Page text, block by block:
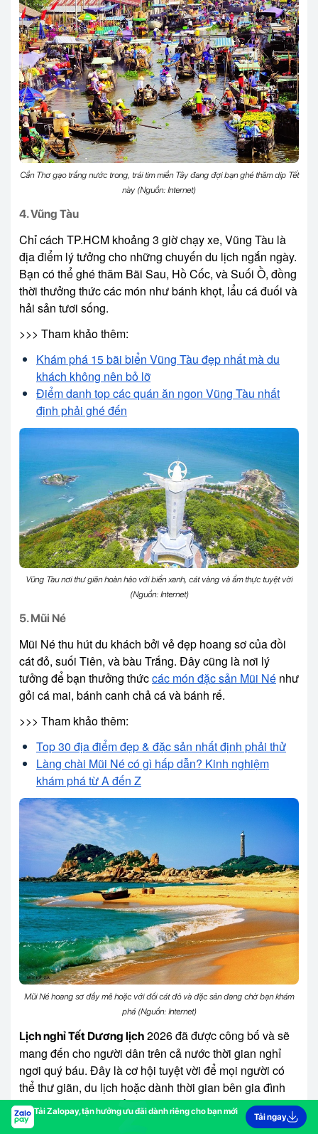
Tải Zalopay, tận hưởng ưu đãi dành riêng cho bạn mới
Tải ngay
Cần Thơ gạo trắng nước trong, trái tim miền Tây đang đợi bạn ghé thăm dịp Tết
này (Nguồn: Internet)
4. Vũng Tàu
Chỉ cách TP.HCM khoảng 3 giờ chạy xe, Vũng Tàu là
địa điểm lý tưởng cho những chuyến du lịch ngắn ngày.
Bạn có thể ghé thăm Bãi Sau, Hồ Cốc, và Suối Ồ, đồng
thời thưởng thức các món như bánh khọt, lẩu cá đuối và
hải sản tươi sống.
>>> Tham khảo thêm:
Khám phá 15 bãi biển Vũng Tàu đẹp nhất mà du
khách không nên bỏ lỡ
Điểm danh top các quán ăn ngon Vũng Tàu nhất
định phải ghé đến
Vũng Tàu nơi thư giãn hoàn hảo với biển xanh, cát vàng và ẩm thực tuyệt vời
(Nguồn: Internet)
5. Mũi Né
Mũi Né thu hút du khách bởi vẻ đẹp hoang sơ của đồi
cát đỏ, suối Tiên, và bàu Trắng. Đây cũng là nơi lý
tưởng để bạn thưởng thứccác món đặc sản Mũi Né như
gỏi cá mai, bánh canh chả cá và bánh rế.
>>> Tham khảo thêm:
Top 30 địa điểm đẹp & đặc sản nhất định phải thử
Làng chài Mũi Né có gì hấp dẫn? Kinh nghiệm
khám phá từ A đến Z
Mũi Né hoang sơ đầy mê hoặc với đồi cát đỏ và đặc sản đang chờ bạn khám
phá (Nguồn: Internet)
Lịch nghỉ Tết Dương lịch 2026 đã được công bố và sẽ
mang đến cho người dân trên cả nước thời gian nghỉ
ngơi quý báu. Đây là cơ hội tuyệt vời để mọi người có
thể thư giãn, du lịch hoặc dành thời gian bên gia đình
và bạn bè. Hy vọng rằng với lịch nghỉ được cập nhật
đầy đủ của Zalopay, bạn sẽ có những kế hoạch hoàn